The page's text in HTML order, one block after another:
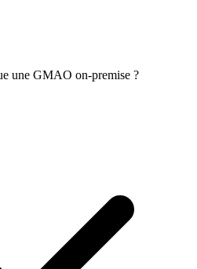
une GMAO on-premise ?